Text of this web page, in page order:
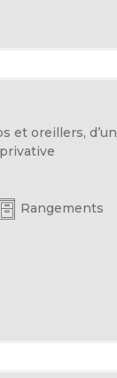
et oreillers, d’un
Rangements